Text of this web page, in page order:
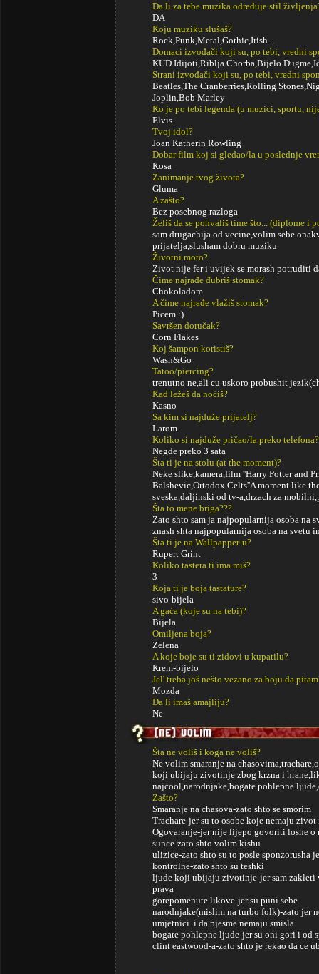
Da li za tebe muzika određuje stil
DA
Koju muziku slušaš?
Rock,Punk,Metal,Gothic,Irish...
Domaci izvođači koji su, po tebi, vredni
KUD Idijoti,Riblja Chorba,Bijelo
Strani izvođači koji su, po tebi, vredni
Beatles,The Cranberries,Rolling
Joplin,Bob Marley
Ko je po tebi legenda (u muzici, sportu,
Elvis
Tvoj idol?
Joan Katherin Rowling
Dobar film koj si gledao/la u poslednje
Kosa
Zanimanje tvog života?
Gluma
A zašto?
Bez posebnog razloga
Želiš da se pohvališ time što... (diplome i
sam drugachija od vecine,volim sebe
prijatelja,slusham dobru muziku
Životni moto?
Zivot nije fer i uvijek se morash potruditi
Čime najrađe đubriš stomak?
Chokoladom
A čime najrađe vlažiš stomak?
Picem :)
Savršen doručak?
Corn Flakes
Koj šampon koristiš?
Wash&Go
Tatoo/piercing?
trenutno ne,ali cu uskoro probushit
Kad ležeš da noćiš?
Kasno
Sa kim si najduže prijatelj?
Larom
Koliko si najduže pričao/la preko telefona?
Negde preko 3 sata
Šta ti je na stolu (at the moment)?
Neke slike,kamera,film ''Harry Potter and
Balshevic,Ortodox Celts''A moment like
sveska,daljinski od tv-a,drzach za
Šta to mene briga???
Zato shto sam ja najpopularnija osoba na
znash shta najpopularnija osoba na svetu
Šta ti je na Wallpapper-u?
Rupert Grint
Koliko tastera ti ima miš?
3
Koja ti je boja tastature?
sivo-bijela
A gaća (koje su na tebi)?
Bijela
Omiljena boja?
Zelena
A koje boje su ti zidovi u kupatilu?
Krem-bijelo
Jel' treba još nešto vezano za boju da
Mozda
Da li imaš amajliju?
Ne
Šta ne voliš i koga ne voliš?
Ne volim smaranje na
koji ubijaju zivotinje zbog krzna i
najcool,narodnjake,bogate pohlepne
Zašto?
Smaranje na chasova-zato shto se smorim
Trachare-jer su to osobe koje nemaju
Ogovaranje-jer nije lijepo govoriti loshe o
sunce-zato shto volim kishu
ulizice-zato shto su to posle sponzorusha
kontrolne-zato shto su teshki
ljude koji ubijaju zivotinje-jer sam zakleti
prava
gorepomenute likove-jer su puni sebe
narodnjake(mislim na turbo folk)-zato jer
umjetnici..i da pjesme nemaju smisla
bogate pohlepne ljude-jer su oni gori i od
clint eastwood-a-zato shto je rekao da ce